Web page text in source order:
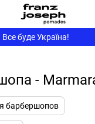
Все буде Україна!
-
барбершопов